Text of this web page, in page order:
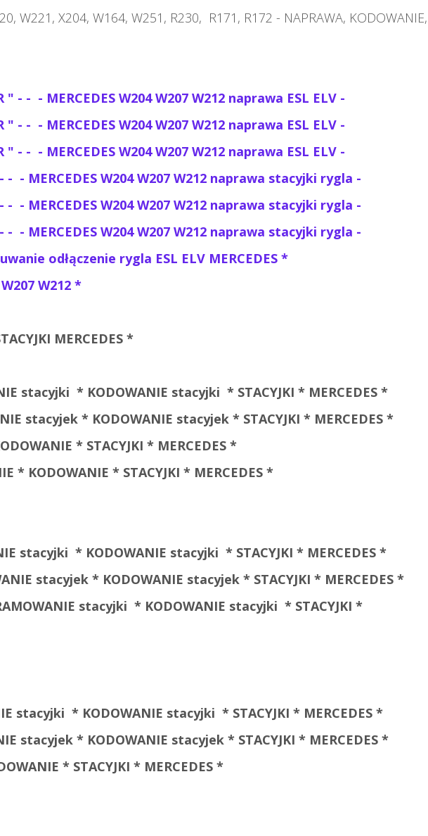
W221, X204, W164, W251, R230, R171, R172 - NAPRAWA, KODOWANIE,
" - - - MERCEDES W204 W207 W212 naprawa ESL ELV -
" - - - MERCEDES W204 W207 W212 naprawa ESL ELV -
" - - - MERCEDES W204 W207 W212 naprawa ESL ELV -
- - MERCEDES W204 W207 W212 naprawa stacyjki rygla -
- - - MERCEDES W204 W207 W212 naprawa stacyjki rygla -
- - - MERCEDES W204 W207 W212 naprawa stacyjki rygla -
odłączenie rygla ESL ELV MERCEDES *
W212 *
MERCEDES *
stacyjki * KODOWANIE stacyjki * STACYJKI * MERCEDES *
stacyjek * KODOWANIE stacyjek * STACYJKI * MERCEDES *
* STACYJKI * MERCEDES *
* KODOWANIE * STACYJKI * MERCEDES *
stacyjki * KODOWANIE stacyjki * STACYJKI * MERCEDES *
stacyjek * KODOWANIE stacyjek * STACYJKI * MERCEDES *
stacyjki * KODOWANIE stacyjki * STACYJKI *
stacyjki * KODOWANIE stacyjki * STACYJKI * MERCEDES *
stacyjek * KODOWANIE stacyjek * STACYJKI * MERCEDES *
* STACYJKI * MERCEDES *